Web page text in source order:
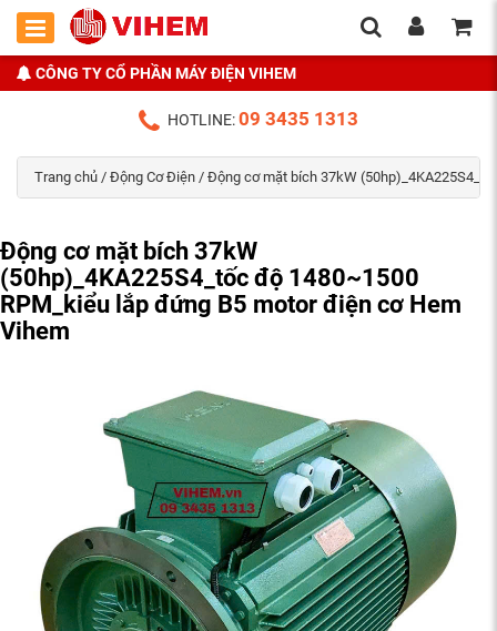
CÔNG TY CỔ PHẦN MÁY ĐIỆN VIHEM
HOTLINE:09 3435 1313
Trang chủ / Động Cơ Điện / Động cơ mặt bích 37kW
Động cơ mặt bích 37kW
(50hp)_4KA225S4_tốc độ 1480~1500
RPM_kiểu lắp đứng B5 motor điện cơ Hem
Vihem